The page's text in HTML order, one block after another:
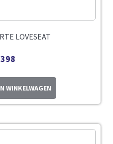
LOVESEAT
WINKELWAGEN